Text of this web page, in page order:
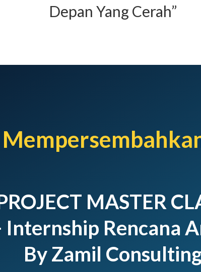
Depan Yang Cerah”
MASTER
Internship Rencana
By Zamil